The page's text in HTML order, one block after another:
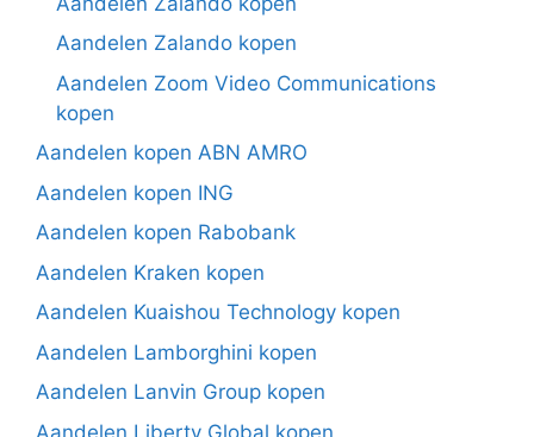
Aandelen Zalando kopen
Aandelen Zoom Video Communications
kopen
Aandelen kopen ABN AMRO
Aandelen kopen ING
Aandelen kopen Rabobank
Aandelen Kraken kopen
Aandelen Kuaishou Technology kopen
Aandelen Lamborghini kopen
Aandelen Lanvin Group kopen
Aandelen Liberty Global kopen